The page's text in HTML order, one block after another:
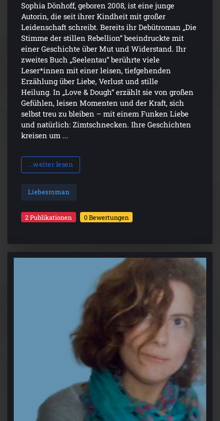
Sophia Dönhoff, geboren 2008, ist eine junge
Autorin, die seit ihrer Kindheit mit großer
Leidenschaft schreibt. Bereits ihr Debütroman „Die
Stimme der stillen Rebellion“ beeindruckte mit
einer Geschichte über Mut und Widerstand. Ihr
zweites Buch „Seelentau“ berührte viele
Leser*innen mit einer leisen, tiefgehenden
Erzählung über Liebe, Verlust und stille
Heilung. In „Love & Dough“ erzählt sie von großen
Gefühlen, leisen Momenten und der Kraft, sich
selbst treu zu bleiben – mit einem Funken Liebe
und natürlich: Zimtschnecken. Ihre Geschichten
kreisen um ...
...weiter lesen
Liebesroman
2 Publikationen 0 Bewertungen